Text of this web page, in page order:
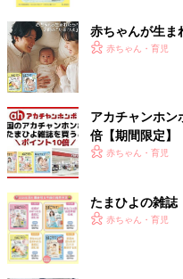
赤ちゃんが生ま
赤ちゃん・育児
アカチャンホ
倍【期間限定】
赤ちゃん・育児
たまひよの雑誌
赤ちゃん・育児